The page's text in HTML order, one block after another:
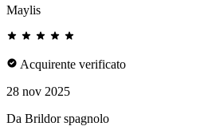
Maylis
Acquirente verificato
28 nov 2025
Da Brildor spagnolo